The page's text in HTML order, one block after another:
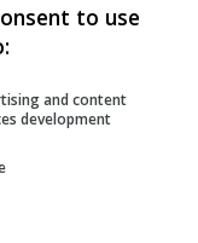
to use
and content
development